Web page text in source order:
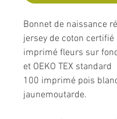
Bonnet de naissance
jersey de coton certifié
imprimé fleurs sur
et OEKO TEX standard
100 imprimé pois
jaunemoutarde.